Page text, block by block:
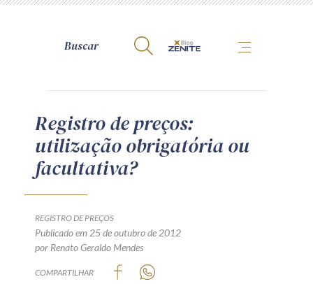
A Zênite
Como publicar conosco
Site da Zênite
Política de Privacidade
Guia de Direitos dos Titulares de Dados
Encarregado (contato)
Registro de preços:
utilização obrigatória ou
facultativa?
REGISTRO DE PREÇOS
Publicado em 25 de outubro de 2012
por Renato Geraldo Mendes
COMPARTILHAR